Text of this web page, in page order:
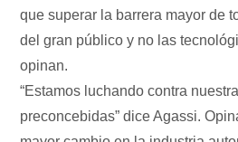
que superar la barrera mayor de
del gran público y no las
opinan.
“Estamos luchando contra
preconcebidas” dice Agassi.